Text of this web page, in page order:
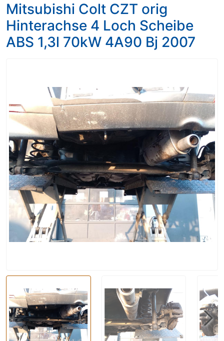
Mitsubishi Colt CZT orig
Hinterachse 4 Loch Scheibe
ABS 1,3l 70kW 4A90 Bj 2007